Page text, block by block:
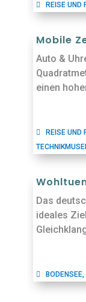
REISE UND
Mobile
Auto &
einen
REISE UND
Das
ideales
BODENSEE,